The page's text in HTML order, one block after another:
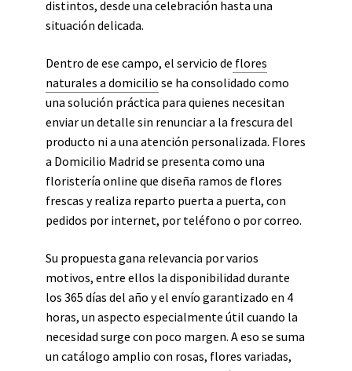
distintos, desde una celebración hasta una
situación delicada.
Dentro de ese campo, el servicio de flores
naturales a domicilio se ha consolidado como
una solución práctica para quienes necesitan
enviar un detalle sin renunciar a la frescura del
producto ni a una atención personalizada. Flores
a Domicilio Madrid se presenta como una
floristería online que diseña ramos de flores
frescas y realiza reparto puerta a puerta, con
pedidos por internet, por teléfono o por correo.
Su propuesta gana relevancia por varios
motivos, entre ellos la disponibilidad durante
los 365 días del año y el envío garantizado en 4
horas, un aspecto especialmente útil cuando la
necesidad surge con poco margen. A eso se suma
un catálogo amplio con rosas, flores variadas,